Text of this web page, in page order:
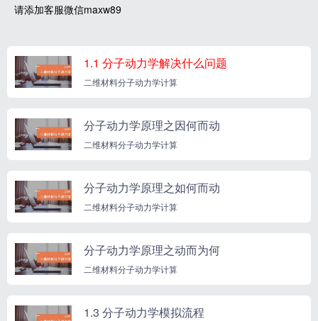
请添加客服微信maxw89
1.1 分子动力学解决什么问题
二维材料分子动力学计算
分子动力学原理之因何而动
二维材料分子动力学计算
分子动力学原理之如何而动
二维材料分子动力学计算
分子动力学原理之动而为何
二维材料分子动力学计算
1.3 分子动力学模拟流程